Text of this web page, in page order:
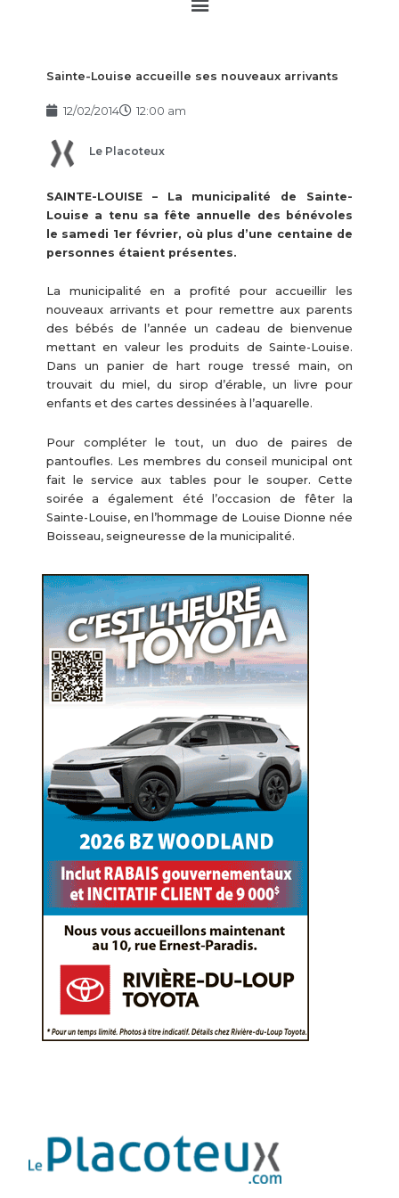
Sainte-Louise accueille ses nouveaux arrivants
12/02/2014 12:00 am
Le Placoteux
SAINTE-LOUISE – La municipalité de Sainte-
Louise a tenu sa fête annuelle des bénévoles
le samedi 1er février, où plus d’une centaine de
personnes étaient présentes.
La municipalité en a profité pour accueillir les
nouveaux arrivants et pour remettre aux parents
des bébés de l’année un cadeau de bienvenue
mettant en valeur les produits de Sainte-Louise.
Dans un panier de hart rouge tressé main, on
trouvait du miel, du sirop d’érable, un livre pour
enfants et des cartes dessinées à l’aquarelle.
Pour compléter le tout, un duo de paires de
pantoufles. Les membres du conseil municipal ont
fait le service aux tables pour le souper. Cette
soirée a également été l’occasion de fêter la
Sainte-Louise, en l’hommage de Louise Dionne née
Boisseau, seigneuresse de la municipalité.